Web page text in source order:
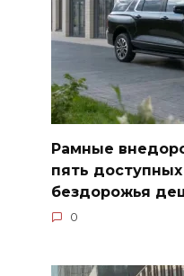
Рамные
пять
бездорожья
0